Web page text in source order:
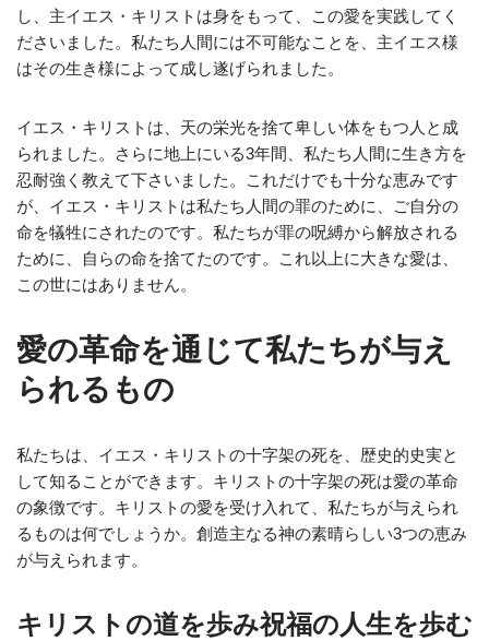
し、主イエス・キリストは身をもって、この愛を実践してく
ださいました。私たち人間には不可能なことを、主イエス様
はその生き様によって成し遂げられました。
イエス・キリストは、天の栄光を捨て卑しい体をもつ人と成
られました。さらに地上にいる3年間、私たち人間に生き方を
忍耐強く教えて下さいました。これだけでも十分な恵みです
が、イエス・キリストは私たち人間の罪のために、ご自分の
命を犠牲にされたのです。私たちが罪の呪縛から解放される
ために、自らの命を捨てたのです。これ以上に大きな愛は、
この世にはありません。
愛の革命を通じて私たちが与え
られるもの
私たちは、イエス・キリストの十字架の死を、歴史的史実と
して知ることができます。キリストの十字架の死は愛の革命
の象徴です。キリストの愛を受け入れて、私たちが与えられ
るものは何でしょうか。創造主なる神の素晴らしい3つの恵み
が与えられます。
キリストの道を歩み祝福の人生を歩む